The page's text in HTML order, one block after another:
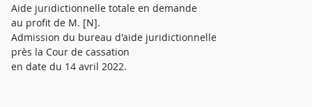
Aide juridictionnelle totale en demande
au profit de M. [N].
Admission du bureau d'aide juridictionnelle
près la Cour de cassation
en date du 14 avril 2022.